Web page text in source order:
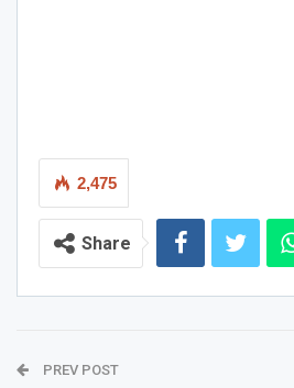
2,475
Share
PREV POST